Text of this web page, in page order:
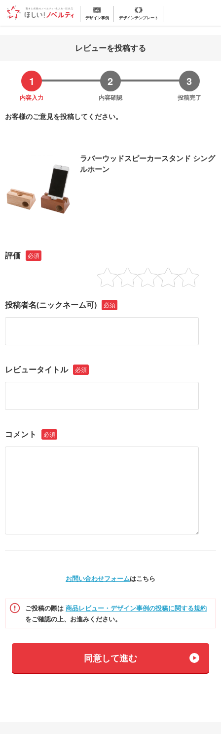
デザイン事例 デザインテンプレート
レビューを投稿する
内容入力 内容確認 投稿完了
お客様のご意見を投稿してください。
ラバーウッドスピーカースタンド シング
ルホーン
評価 必須
投稿者名(ニックネーム可) 必須
レビュータイトル 必須
コメント 必須
お問い合わせフォームはこちら
ご投稿の際は 商品レビュー・デザイン事例の投稿に関する規約
をご確認の上、お進みください。
同意して進む